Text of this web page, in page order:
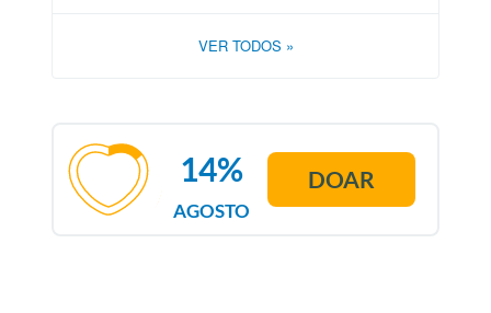
VER TODOS »
AGOSTO
14% DOAR